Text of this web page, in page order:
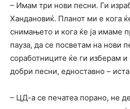
– Имам три нови песни. Ги
Хандановиќ. Планот ми е кога
снимањето и кога ќе ја имаме
пауза, да се посветам на нови
соработниците ќе ги изберам
добри песни, едноставно –
– ЦД-а се печатеа порано, не